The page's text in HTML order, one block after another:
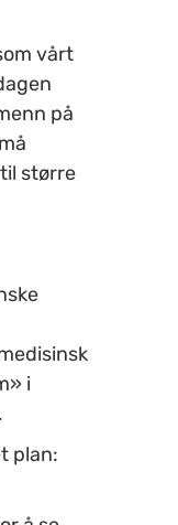
vårt
på
større
i
plan: